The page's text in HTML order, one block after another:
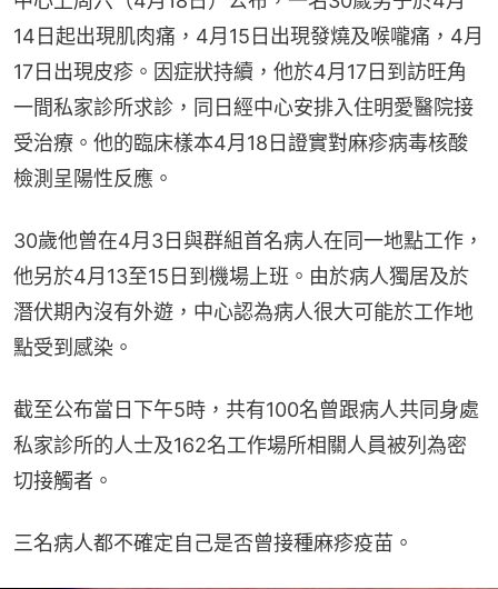
14日起出現肌肉痛，4月15日出現發燒及喉嚨痛，4月
17日出現皮疹。因症狀持續，他於4月17日到訪旺角
一間私家診所求診，同日經中心安排入住明愛醫院接
受治療。他的臨床樣本4月18日證實對麻疹病毒核酸
檢測呈陽性反應。
30歲他曾在4月3日與群組首名病人在同一地點工作，
他另於4月13至15日到機場上班。由於病人獨居及於
潛伏期內沒有外遊，中心認為病人很大可能於工作地
點受到感染。
截至公布當日下午5時，共有100名曾跟病人共同身處
私家診所的人士及162名工作場所相關人員被列為密
切接觸者。
三名病人都不確定自己是否曾接種麻疹疫苗。